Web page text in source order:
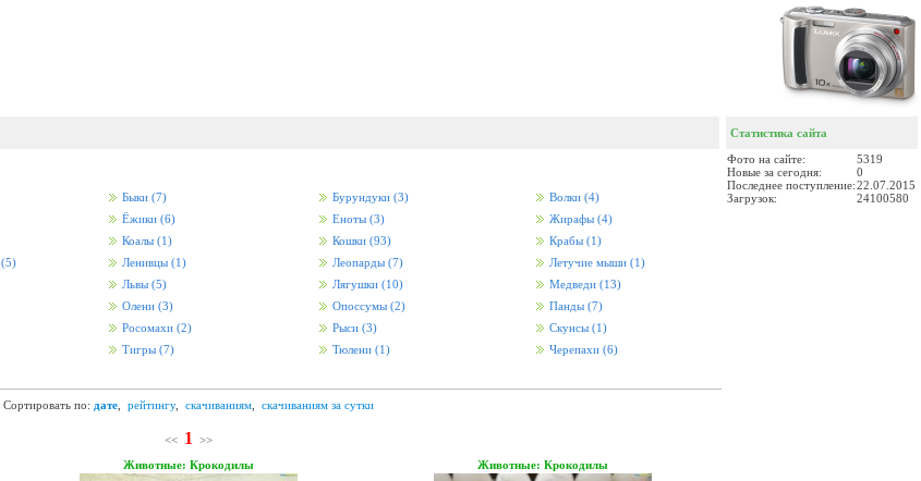
Быки (7) Бурундуки (3) Волки (4)
Ёжики (6) Еноты (3) Жирафы (4)
Коалы (1) Кошки (93) Крабы (1)
(5) Ленивцы (1) Леопарды (7) Летучие мыши (1)
Львы (5) Лягушки (10) Медведи (13)
Олени (3) Опоссумы (2) Панды (7)
Росомахи (2) Рыси (3) Скунсы (1)
Тигры (7) Тюлени (1) Черепахи (6)
Сортировать по: дате рейтингу, скачиваниям скачиваниям за сутки
<< 1
>>
Животные: Крокодилы Животные: Крокодилы
Статистика сайта
Фото на сайте:
5319
Новые за сегодня:
0
Последнее поступление:22.07.2015
Загрузок:
24100580